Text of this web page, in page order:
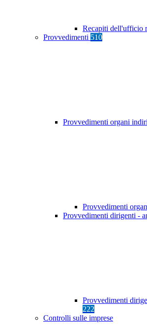
Recapiti dell'ufficio
Provvedimenti 510
Provvedimenti organi
Provvedimenti
Provvedimenti dirigenti -
Provvedimenti
222
Controlli sulle imprese